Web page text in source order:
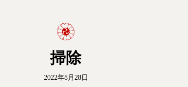
掃除
2022年8月28日